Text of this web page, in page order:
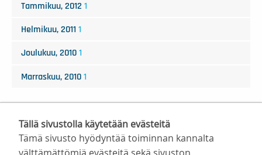
Tällä sivustolla käytetään evästeitä
Tämä sivusto hyödyntää toiminnan kannalta
Tammikuu, 2012 1
Helmikuu, 2011 1
Joulukuu, 2010 1
Marraskuu, 2010 1